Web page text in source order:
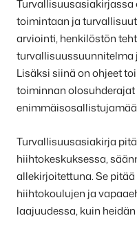
Turvallisuusasiakirjassa
toimintaan ja
arviointi, henkilöstön
turvallisuussuunnitelma
Lisäksi siinä on ohjeet
toiminnan olosuhderajat
Turvallisuusasiakirja
hiihtokeskuksessa,
allekirjoitettuna. Se
hiihtokoulujen ja
laajuudessa, kuin